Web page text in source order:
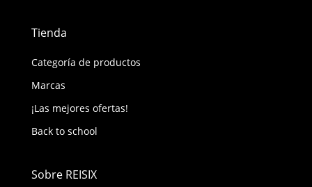
Tienda
Categoría de productos
Marcas
¡Las mejores ofertas!
Back to school
Sobre REISIX